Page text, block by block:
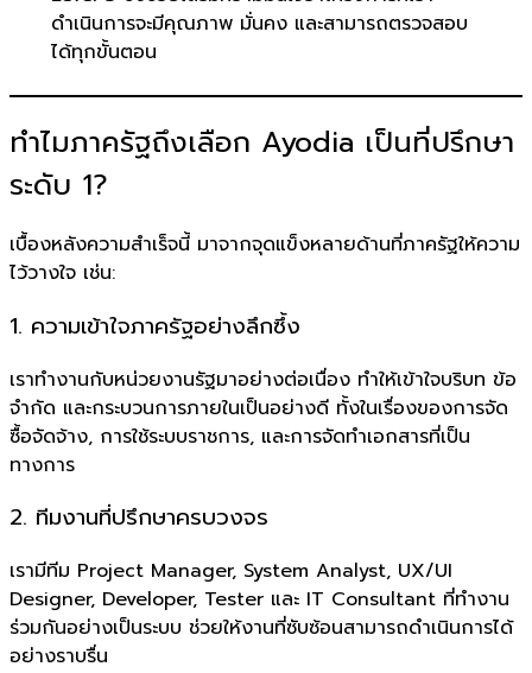
ดำเนินการจะมีคุณภาพ มั่นคง และสามารถตรวจสอบ
ได้ทุกขั้นตอน
ทำไมภาครัฐถึงเลือก Ayodia เป็นที่ปรึกษา
ระดับ 1?
เบื้องหลังความสำเร็จนี้ มาจากจุดแข็งหลายด้านที่ภาครัฐให้ความ
ไว้วางใจ เช่น:
1. ความเข้าใจภาครัฐอย่างลึกซึ้ง
เราทำงานกับหน่วยงานรัฐมาอย่างต่อเนื่อง ทำให้เข้าใจบริบท ข้อ
จำกัด และกระบวนการภายในเป็นอย่างดี ทั้งในเรื่องของการจัด
ซื้อจัดจ้าง, การใช้ระบบราชการ, และการจัดทำเอกสารที่เป็น
ทางการ
2. ทีมงานที่ปรึกษาครบวงจร
เรามีทีม Project Manager, System Analyst, UX/UI
Designer, Developer, Tester และ IT Consultant ที่ทำงาน
ร่วมกันอย่างเป็นระบบ ช่วยให้งานที่ซับซ้อนสามารถดำเนินการได้
อย่างราบรื่น